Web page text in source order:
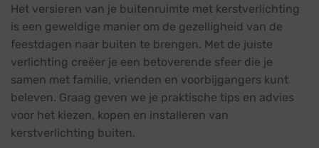
Het versieren van je buitenruimte met kerstverlichting
is een geweldige manier om de gezelligheid van de
feestdagen naar buiten te brengen. Met de juiste
verlichting creëer je een betoverende sfeer die je
samen met familie, vrienden en voorbijgangers kunt
beleven. Graag geven we je praktische tips en advies
voor het kiezen, kopen en installeren van
kerstverlichting buiten.